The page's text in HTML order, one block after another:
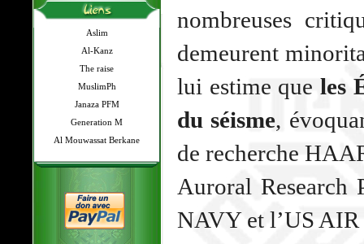
Aslim
Al-Kanz
The raise
MuslimPh
Janaza PFM
Generation M
Al Mouwassat Berkane
nombreuses
demeurent
lui estime que les
du séisme,
de recherche
Auroral Research
NAVY et l’US AIR